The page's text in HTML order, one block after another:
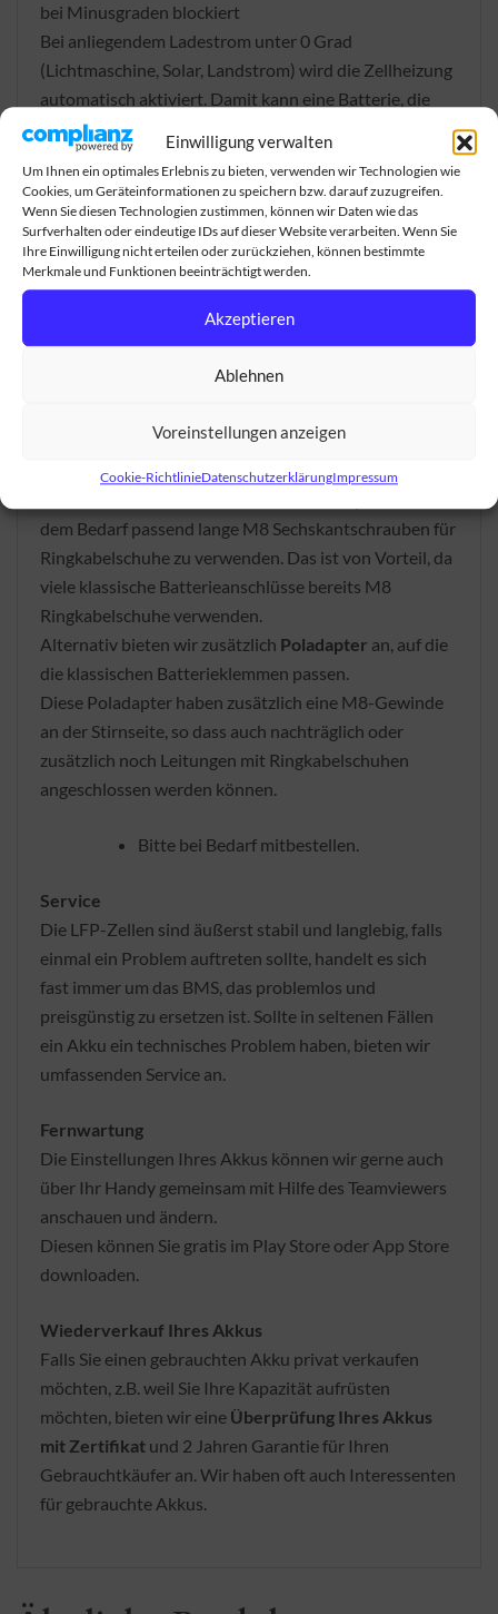
Einwilligung verwalten
Um Ihnen ein optimales Erlebnis zu bieten, verwenden wir Technologien wie
Cookies, um Geräteinformationen zu speichern bzw. darauf zuzugreifen.
Wenn Sie diesen Technologien zustimmen, können wir Daten wie das
Surfverhalten oder eindeutige IDs auf dieser Website verarbeiten. Wenn Sie
Ihre Einwilligung nicht erteilen oder zurückziehen, können bestimmte
Merkmale und Funktionen beeinträchtigt werden.
Akzeptieren
Ablehnen
Voreinstellungen anzeigen
Cookie-RichtlinieDatenschutzerklärungImpressum
bei Minusgraden blockiert
Bei anliegendem Ladestrom unter 0 Grad
(Lichtmaschine, Solar, Landstrom) wird die Zellheizung
automatisch aktiviert. Damit kann eine Batterie, die
z.B. auf -15 Grad ausgekühlt war in ca. 30 Minuten auf
5 Grad erwärmt und wieder ladefähig werden.
Wir haben die Zellheizung weiter optimiert.
Es gibt nun zwei Heizfolien zwischen den Zellen 1+2
und 3+4. Jede der beiden Heizfolien wärmt mit ca. 30
Thermostate. Damit wird eine absolut gleichmäßige
Die Steuerung der Heizung erfolgt vollautomatisch
Bessere Pole
dem Bedarf passend lange M8 Sechskantschrauben für
Ringkabelschuhe zu verwenden. Das ist von Vorteil, da
viele klassische Batterieanschlüsse bereits M8
Ringkabelschuhe verwenden.
Alternativ bieten wir zusätzlich Poladapter an, auf die
die klassischen Batterieklemmen passen.
Diese Poladapter haben zusätzlich eine M8-Gewinde
an der Stirnseite, so dass auch nachträglich oder
zusätzlich noch Leitungen mit Ringkabelschuhen
angeschlossen werden können.
Bitte bei Bedarf mitbestellen.
Service
Die LFP-Zellen sind äußerst stabil und langlebig, falls
einmal ein Problem auftreten sollte, handelt es sich
fast immer um das BMS, das problemlos und
preisgünstig zu ersetzen ist. Sollte in seltenen Fällen
ein Akku ein technisches Problem haben, bieten wir
umfassenden Service an.
Fernwartung
Die Einstellungen Ihres Akkus können wir gerne auch
über Ihr Handy gemeinsam mit Hilfe des Teamviewers
anschauen und ändern.
Diesen können Sie gratis im Play Store oder App Store
downloaden.
Wiederverkauf Ihres Akkus
Falls Sie einen gebrauchten Akku privat verkaufen
möchten, z.B. weil Sie Ihre Kapazität aufrüsten
möchten, bieten wir eine Überprüfung Ihres Akkus
mit Zertifikat und 2 Jahren Garantie für Ihren
Gebrauchtkäufer an. Wir haben oft auch Interessenten
für gebrauchte Akkus.